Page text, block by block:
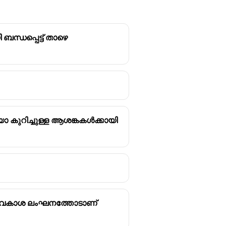
സ്വാതന്ത്രവും
താഴെ
കുറിച്ചുള്ള ആശങ്കകൾക്കായി
ലംഘനത്തോടാണ്